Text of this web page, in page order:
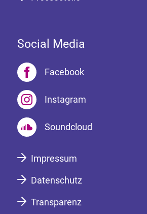
Social Media
Facebook
Instagram
Soundcloud
Impressum
Datenschutz
Transparenz